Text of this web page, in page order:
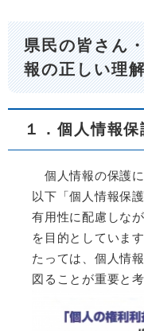
県民の皆さん
報の正しい理
１．個人情報
個人情報の保護に
以下「個人情報保
有用性に配慮しな
を目的としていま
たっては、個人情
図ることが重要と